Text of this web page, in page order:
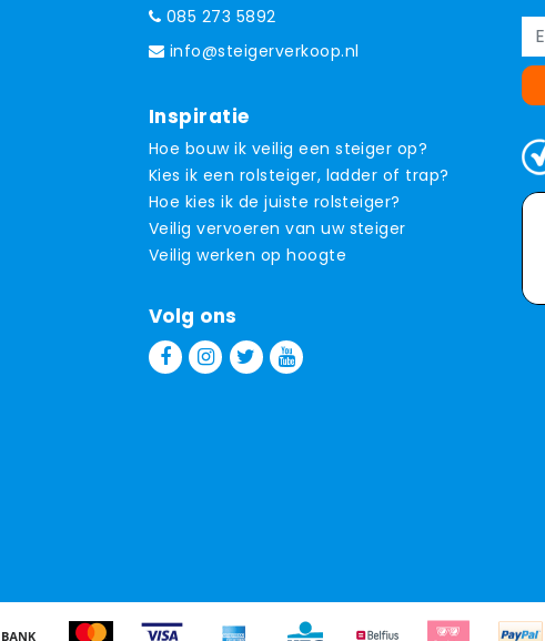
085 273 5892
info@steigerverkoop.nl
Inspiratie
Hoe bouw ik veilig een steiger op?
Kies ik een rolsteiger, ladder of trap?
Hoe kies ik de juiste rolsteiger?
Veilig vervoeren van uw steiger
Veilig werken op hoogte
Volg ons